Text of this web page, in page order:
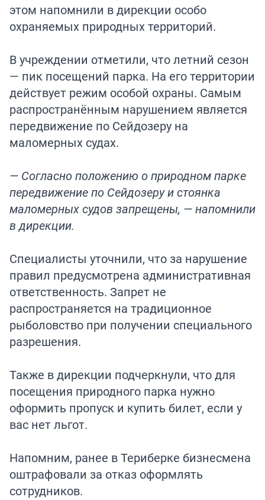
этом напомнили в дирекции особо
охраняемых природных территорий.
В учреждении отметили, что летний сезон
— пик посещений парка. На его территории
действует режим особой охраны. Самым
распространённым нарушением является
передвижение по Сейдозеру на
маломерных судах.
— Согласно положению о природном парке
передвижение по Сейдозеру и стоянка
маломерных судов запрещены, — напомнили
в дирекции.
Специалисты уточнили, что за нарушение
правил предусмотрена административная
ответственность. Запрет не
распространяется на традиционное
рыболовство при получении специального
разрешения.
Также в дирекции подчеркнули, что для
посещения природного парка нужно
оформить пропуск и купить билет, если у
вас нет льгот.
Напомним, ранее в Териберке бизнесмена
оштрафовали за отказ оформлять
сотрудников.